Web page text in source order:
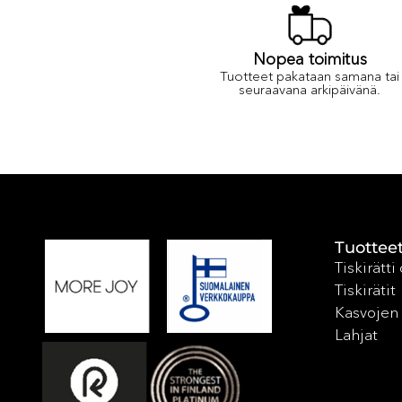
Nopea toimitus
Tuotteet pakataan samana tai
seuraavana arkipäivänä.
Tiskirätti
Tiskirätit
Lahjat